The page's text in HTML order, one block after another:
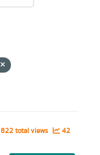
822 total views
42